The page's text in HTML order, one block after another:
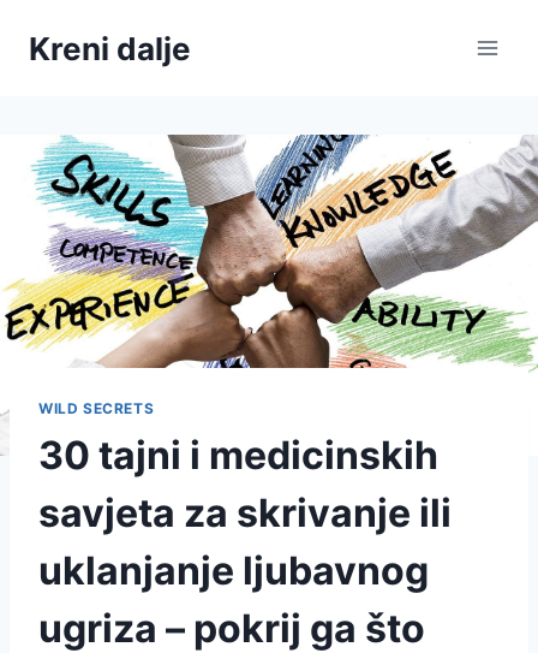
Kreni dalje
WILD SECRETS
30 tajni i medicinskih
savjeta za skrivanje ili
uklanjanje ljubavnog
ugriza – pokrij ga što